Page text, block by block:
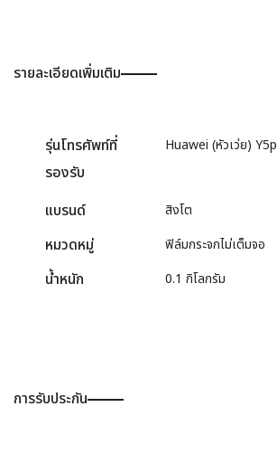
รายละเอียดเพิ่มเติม
รุ่นโทรศัพท์ที่
รองรับ
Huawei (หัวเว่ย) Y5p
แบรนด์ สิงโต
หมวดหมู่ ฟิล์มกระจกไม่เต็มจอ
น้ำหนัก 0.1 กิโลกรัม
การรับประกัน